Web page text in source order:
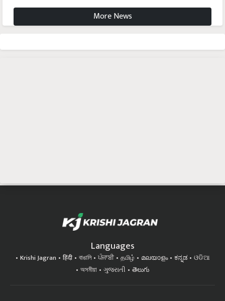
More News
Languages
Krishi Jagran हिंदी বাঙালি ਪੰਜਾਬੀ தமிழ் മലയാളം ಕನ್ನಡ
ଓଡିଆ
অসমীয়া
ગુજરાતી తెలుగు